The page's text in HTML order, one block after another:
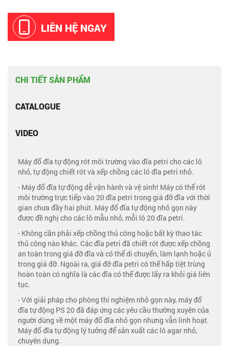
LIÊN HỆ NGAY
CHI TIẾT SẢN PHẨM
CATALOGUE
VIDEO
Máy đổ đĩa tự động rót môi trường vào đĩa petri cho các lô
nhỏ, tự động chiết rót và xếp chồng các lô đĩa petri nhỏ.
- Máy đổ đĩa tự động dễ vận hành và vệ sinh! Máy có thể rót
môi trường trực tiếp vào 20 đĩa petri trong giá đỡ đĩa với thời
gian chưa đầy hai phút. Máy đổ đĩa tự động nhỏ gọn này
được đề nghị cho các lô mẫu nhỏ, mỗi lô 20 đĩa petri.
- Không cần phải xếp chồng thủ công hoặc bất kỳ thao tác
thủ công nào khác. Các đĩa petri đã chiết rót được xếp chồng
an toàn trong giá đỡ đĩa và có thể di chuyển, làm lạnh hoặc ủ
trong giá đỡ. Ngoài ra, giá đỡ đĩa petri có thể hấp tiệt trùng
hoàn toàn có nghĩa là các đĩa có thể được lấy ra khỏi giá liên
tục.
- Với giải pháp cho phòng thí nghiệm nhỏ gọn này, máy đổ
đĩa tự động PS 20 đã đáp ứng các yêu cầu thường xuyên của
người dùng về một máy đổ đĩa nhỏ gọn nhưng vẫn linh hoạt.
Máy đổ đĩa tự động lý tưởng để sản xuất các lô agar nhỏ,
chuyên dụng.